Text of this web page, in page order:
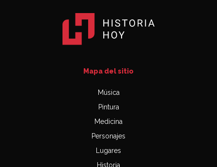
Mapa del sitio
Música
Pintura
Medicina
Personajes
Lugares
Historia